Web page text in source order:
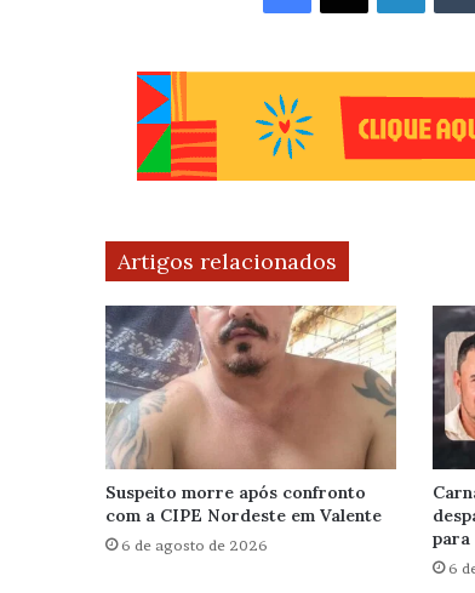
Artigos relacionados
Suspeito morre após confronto
com a CIPE Nordeste em Valente
6 de agosto de 2026
6